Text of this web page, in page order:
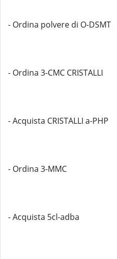
- Ordina polvere di O-DSMT
- Ordina 3-CMC CRISTALLI
- Acquista CRISTALLI a-PHP
- Ordina 3-MMC
- Acquista 5cl-adba